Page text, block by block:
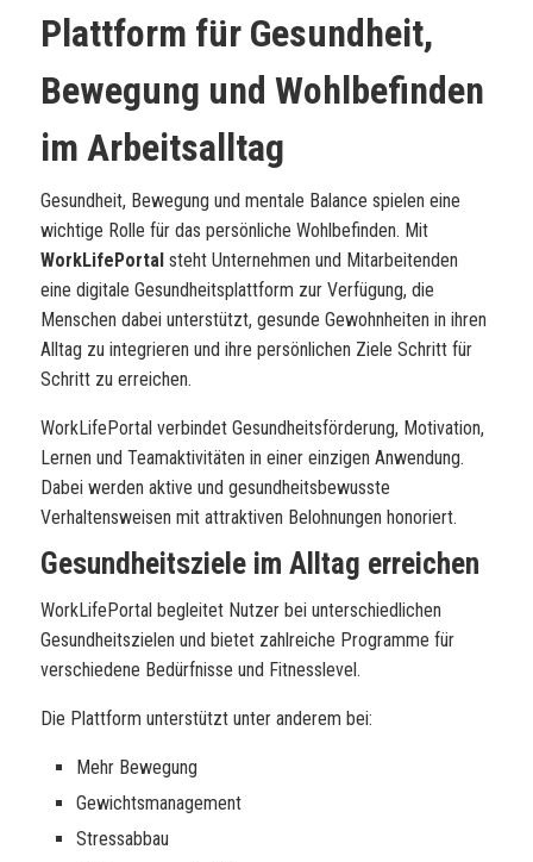
Plattform für Gesundheit,
Bewegung und Wohlbefinden
im Arbeitsalltag
Gesundheit, Bewegung und mentale Balance spielen eine
wichtige Rolle für das persönliche Wohlbefinden. Mit
WorkLifePortal steht Unternehmen und Mitarbeitenden
eine digitale Gesundheitsplattform zur Verfügung, die
Menschen dabei unterstützt, gesunde Gewohnheiten in ihren
Alltag zu integrieren und ihre persönlichen Ziele Schritt für
Schritt zu erreichen.
WorkLifePortal verbindet Gesundheitsförderung, Motivation,
Lernen und Teamaktivitäten in einer einzigen Anwendung.
Dabei werden aktive und gesundheitsbewusste
Verhaltensweisen mit attraktiven Belohnungen honoriert.
Gesundheitsziele im Alltag erreichen
WorkLifePortal begleitet Nutzer bei unterschiedlichen
Gesundheitszielen und bietet zahlreiche Programme für
verschiedene Bedürfnisse und Fitnesslevel.
Die Plattform unterstützt unter anderem bei:
Mehr Bewegung
Gewichtsmanagement
Stressabbau